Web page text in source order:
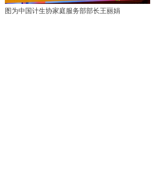
图为中国计生协家庭服务部部长王丽娟